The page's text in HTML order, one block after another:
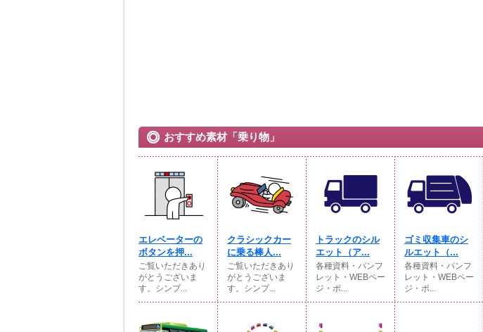
おすすめ素材「乗り物」
エレベーターの
ボタンを押...
ご覧いただきあり
がとうございま
す。シンプ...
クラシックカー
に乗る棒人...
ご覧いただきあり
がとうございま
す。シンプ...
トラックのシル
エット（ア...
各種資料・パンフ
レット・WEBペー
ジ・ポ...
ゴミ収集車のシ
ルエット（...
各種資料・パンフ
レット・WEBペー
ジ・ポ...